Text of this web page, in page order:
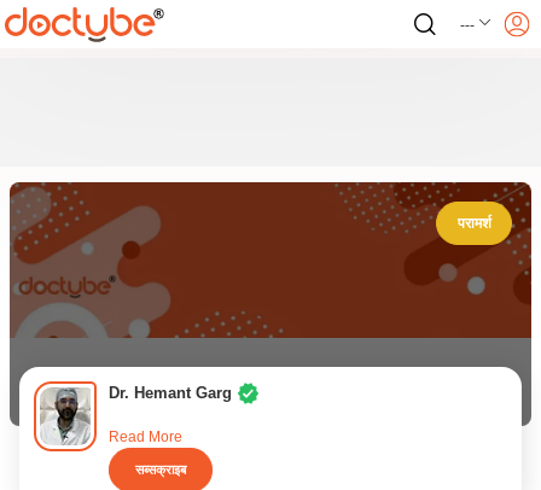
---
परामर्श
Dr. Hemant Garg
Read More
सब्सक्राइब